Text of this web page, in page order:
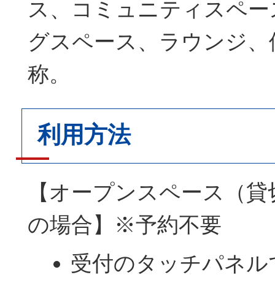
ス、コミュニティスペ
グスペース、ラウンジ
称。
利用方法
【オープンスペース（
の場合】※予約不要
受付のタッチパネ